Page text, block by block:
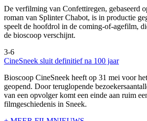
De verfilming van Confettiregen, gebaseerd
roman van Splinter Chabot, is in productie
speelt de hoofdrol in de coming-of-agefilm,
de bioscoop verschijnt.
3-6
CineSneek sluit definitief na 100 jaar
Bioscoop CineSneek heeft op 31 mei voor
geopend. Door teruglopende
van een opvolger komt een einde aan ruim
filmgeschiedenis in Sneek.